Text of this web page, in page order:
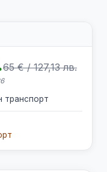
65 € / 127,13 лв.
транспорт